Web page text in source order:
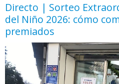
Directo | Sorteo
del Niño 2026: cómo
premiados